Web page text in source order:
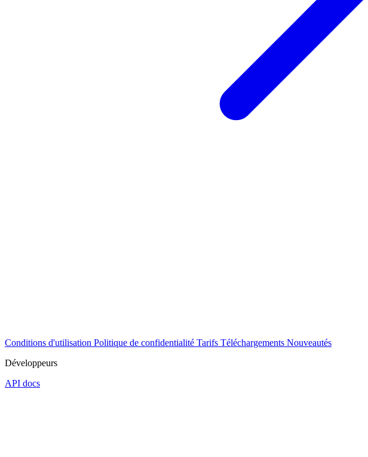
Conditions d'utilisation Politique de confidentialité Tarifs Téléchargements Nouveautés
Développeurs
API docs